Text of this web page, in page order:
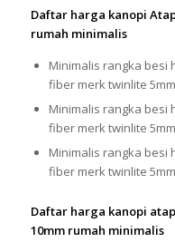
Daftar harga kanopi
rumah minimalis
Minimalis rangka besi
fiber merk twinlite 5mm
Minimalis rangka besi
fiber merk twinlite 5mm
Minimalis rangka besi
fiber merk twinlite 5mm
Daftar harga kanopi
10mm rumah minimalis